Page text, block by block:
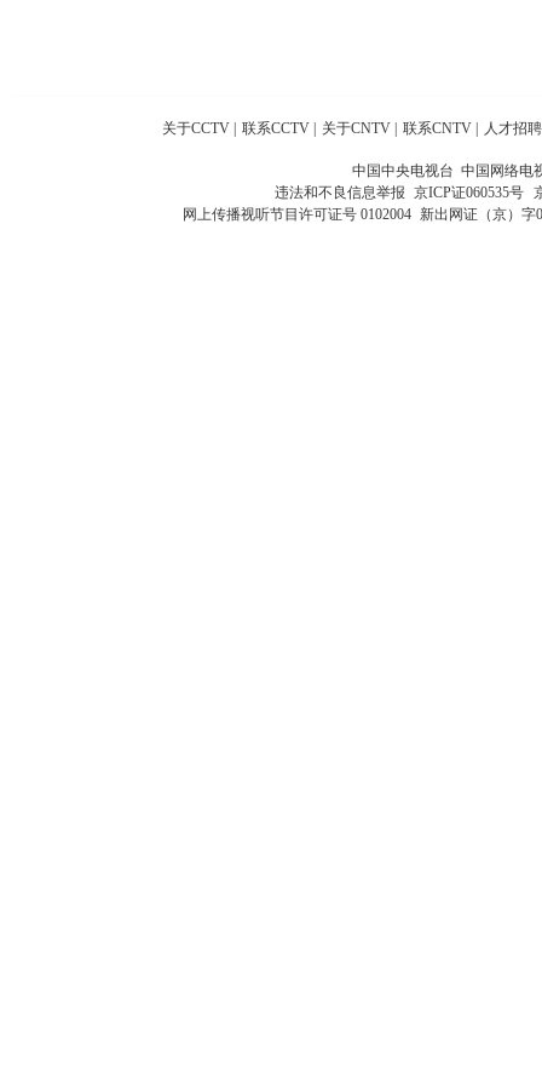
关于CCTV | 联系CCTV | 关于CNTV | 联系CNTV | 人才招聘
中国中央电视台 中国网络电
违法和不良信息举报 京ICP证060535号
网上传播视听节目许可证号 0102004 新出网证（京）